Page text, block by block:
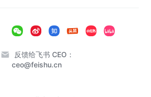
反馈给飞书 CEO：
ceo@feishu.cn